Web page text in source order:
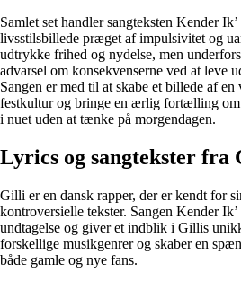
Samlet set handler sangteksten Kender
livsstilsbillede præget af impulsivitet og
udtrykke frihed og nydelse, men
advarsel om konsekvenserne ved at leve
Sangen er med til at skabe et billede af
festkultur og bringe en ærlig fortælling om
i nuet uden at tænke på morgendagen.
Lyrics og sangtekster fra
Gilli er en dansk rapper, der er kendt for
kontroversielle tekster. Sangen Kender
undtagelse og giver et indblik i Gillis
forskellige musikgenrer og skaber en
både gamle og nye fans.